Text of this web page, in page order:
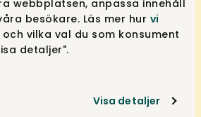
webbplatsen, anpassa innehåll
besökare. Läs mer hur vi
och vilka val du som konsument
detaljer".
Visa detaljer
familjeföretag från
stoppade möbler.
av stoppade möbler, likt fåtöljer.
med dun eller kallskum, som